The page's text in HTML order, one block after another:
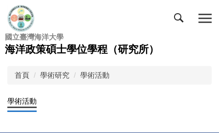
跳
到
主
要
內
國立臺灣海洋大學
海洋政策碩士學位學程（研究所）
首頁 學術研究 學術活動
學術活動